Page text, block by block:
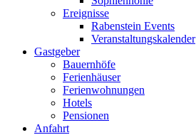
Ereignisse
Rabenstein Events
Veranstaltungskalender
Gastgeber
Bauernhöfe
Ferienhäuser
Ferienwohnungen
Hotels
Pensionen
Anfahrt